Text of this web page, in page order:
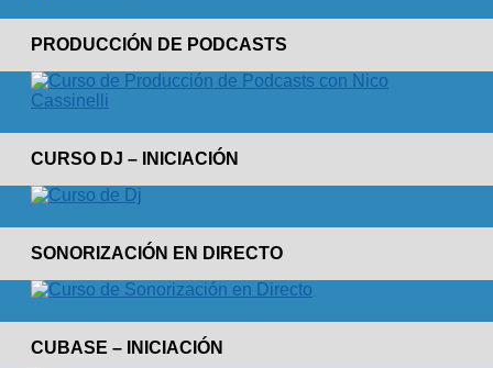
PRODUCCIÓN DE PODCASTS
CURSO DJ – INICIACIÓN
SONORIZACIÓN EN DIRECTO
CUBASE – INICIACIÓN